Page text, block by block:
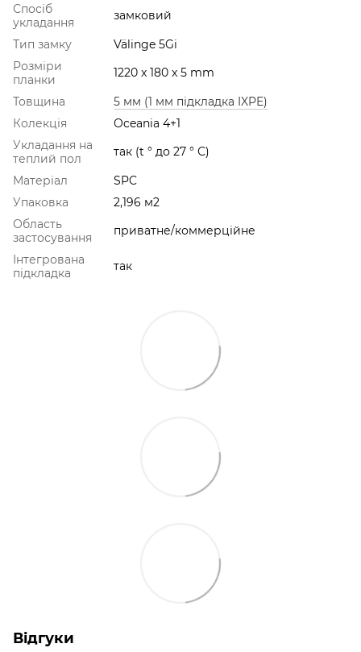
Спосіб
укладання
замковий
Тип замку
Välinge 5Gi
Розміри
планки
1220 x 180 x 5 mm
Товщина
5 мм (1 мм підкладка IXPE)
Колекція
Oceania 4+1
Укладання на
теплий пол
так (t ° до 27 ° С)
Матеріал
SPC
Упаковка
2,196 м2
Область
застосування
приватне/коммерційне
Інтегрована
підкладка
так
Відгуки